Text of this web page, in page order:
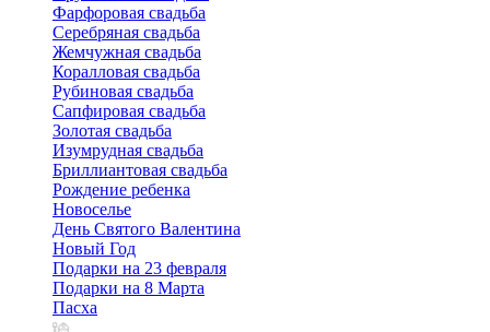
Фарфоровая свадьба
Серебряная свадьба
Жемчужная свадьба
Коралловая свадьба
Рубиновая свадьба
Сапфировая свадьба
Золотая свадьба
Изумрудная свадьба
Бриллиантовая свадьба
Рождение ребенка
Новоселье
День Святого Валентина
Новый Год
Подарки на 23 февраля
Подарки на 8 Марта
Пасха